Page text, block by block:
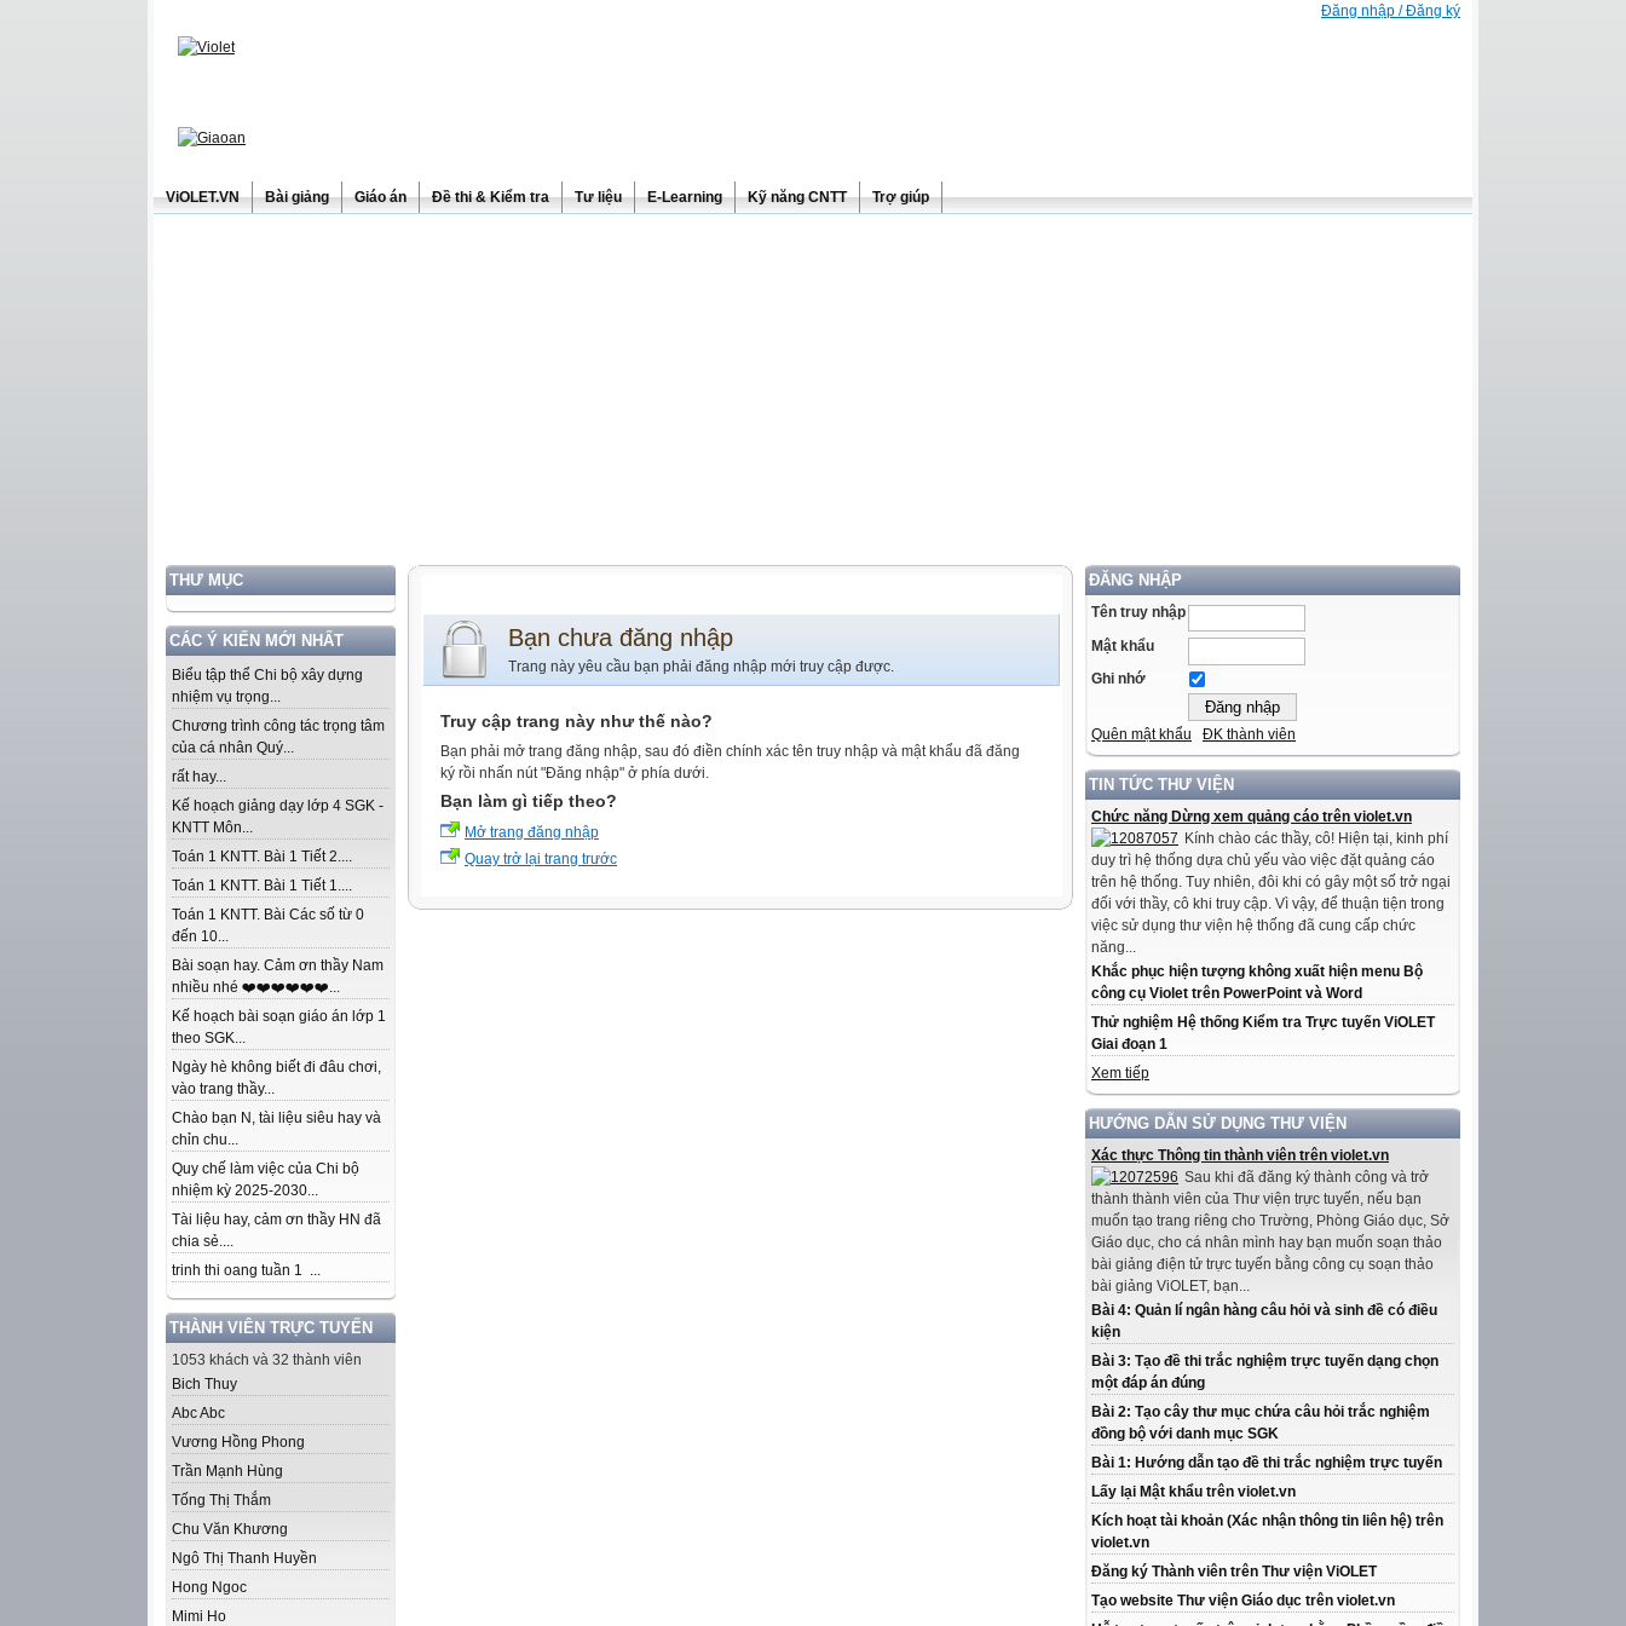
Đăng nhập / Đăng ký
ViOLET.VN Bài giảng Giáo án Đề thi & Kiểm tra Tư liệu E-Learning Kỹ năng CNTT Trợ giúp
THƯ MỤC
CÁC Ý KIẾN MỚI NHẤT
Biểu tập thể Chi bộ xây dựng
nhiệm vụ trọng...
Chương trình công tác trọng tâm
của cá nhân Quý...
rất hay...
Kế hoạch giảng dạy lớp 4 SGK -
KNTT Môn...
Toán 1 KNTT. Bài 1 Tiết 2....
Toán 1 KNTT. Bài 1 Tiết 1....
Toán 1 KNTT. Bài Các số từ 0
đến 10...
Bài soạn hay. Cảm ơn thầy Nam
nhiều nhé ❤️❤️❤️❤️❤️❤️...
Kế hoạch bài soạn giáo án lớp 1
theo SGK...
Ngày hè không biết đi đâu chơi,
vào trang thầy...
Chào bạn N, tài liệu siêu hay và
chỉn chu...
Quy chế làm việc của Chi bộ
nhiệm kỳ 2025-2030...
Tài liệu hay, cảm ơn thầy HN đã
chia sẻ....
trinh thi oang tuần 1 ...
THÀNH VIÊN TRỰC TUYẾN
1053 khách và 32 thành viên
Bich Thuy
Abc Abc
Vương Hồng Phong
Trần Mạnh Hùng
Tống Thị Thắm
Chu Văn Khương
Ngô Thị Thanh Huyền
Hong Ngoc
Mimi Ho
ĐĂNG NHẬP
Tên truy nhập
Mật khẩu
Ghi nhớ
Quên mật khẩu ĐK thành viên
TIN TỨC THƯ VIỆN
Chức năng Dừng xem quảng cáo trên violet.vn
Kính chào các thầy, cô! Hiện tại, kinh phí
duy trì hệ thống dựa chủ yếu vào việc đặt quảng cáo
trên hệ thống. Tuy nhiên, đôi khi có gây một số trở ngại
đối với thầy, cô khi truy cập. Vì vậy, để thuận tiện trong
việc sử dụng thư viện hệ thống đã cung cấp chức
năng...
Khắc phục hiện tượng không xuất hiện menu Bộ
công cụ Violet trên PowerPoint và Word
Thử nghiệm Hệ thống Kiểm tra Trực tuyến ViOLET
Giai đoạn 1
Xem tiếp
HƯỚNG DẪN SỬ DỤNG THƯ VIỆN
Xác thực Thông tin thành viên trên violet.vn
Sau khi đã đăng ký thành công và trở
thành thành viên của Thư viện trực tuyến, nếu bạn
muốn tạo trang riêng cho Trường, Phòng Giáo dục, Sở
Giáo dục, cho cá nhân mình hay bạn muốn soạn thảo
bài giảng điện tử trực tuyến bằng công cụ soạn thảo
bài giảng ViOLET, bạn...
Bài 4: Quản lí ngân hàng câu hỏi và sinh đề có điều
kiện
Bài 3: Tạo đề thi trắc nghiệm trực tuyến dạng chọn
một đáp án đúng
Bài 2: Tạo cây thư mục chứa câu hỏi trắc nghiệm
đồng bộ với danh mục SGK
Bài 1: Hướng dẫn tạo đề thi trắc nghiệm trực tuyến
Lấy lại Mật khẩu trên violet.vn
Kích hoạt tài khoản (Xác nhận thông tin liên hệ) trên
violet.vn
Đăng ký Thành viên trên Thư viện ViOLET
Tạo website Thư viện Giáo dục trên violet.vn
Bạn chưa đăng nhập
Trang này yêu cầu bạn phải đăng nhập mới truy cập được.
Truy cập trang này như thế nào?
Bạn phải mở trang đăng nhập, sau đó điền chính xác tên truy nhập và mật khẩu đã đăng
ký rồi nhấn nút "Đăng nhập" ở phía dưới.
Bạn làm gì tiếp theo?
Mở trang đăng nhập
Quay trở lại trang trước